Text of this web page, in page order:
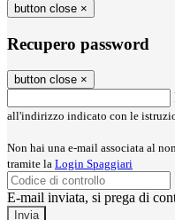
button close ×
Recupero password
button close ×
all'indirizzo indicato con le
Non hai una e-mail associata al
tramite la Login Spaggiari
E-mail inviata, si prega di